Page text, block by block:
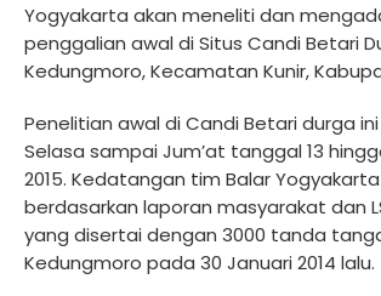
Yogyakarta akan meneliti dan
penggalian awal di Situs Candi Betari
Kedungmoro, Kecamatan Kunir,
Penelitian awal di Candi Betari durga
Selasa sampai Jum’at tanggal 13
2015. Kedatangan tim Balar Yogyakarta
berdasarkan laporan masyarakat dan
yang disertai dengan 3000 tanda
Kedungmoro pada 30 Januari 2014 lalu.